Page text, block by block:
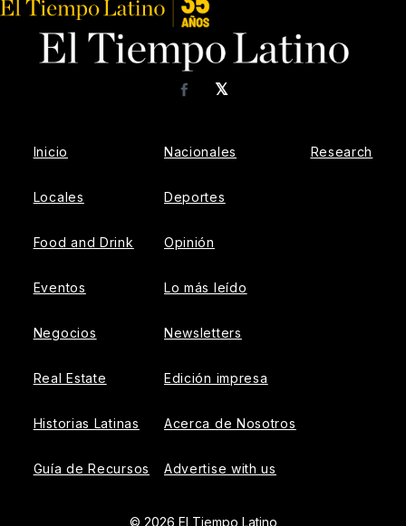
𝕏
Facebook
Inicio
Locales
Food and Drink
Eventos
Negocios
Real Estate
Historias Latinas
Guía de Recursos
Nacionales
Deportes
Opinión
Lo más leído
Newsletters
Edición impresa
Acerca de Nosotros
Advertise with us
Research
© 2026 El Tiempo Latino